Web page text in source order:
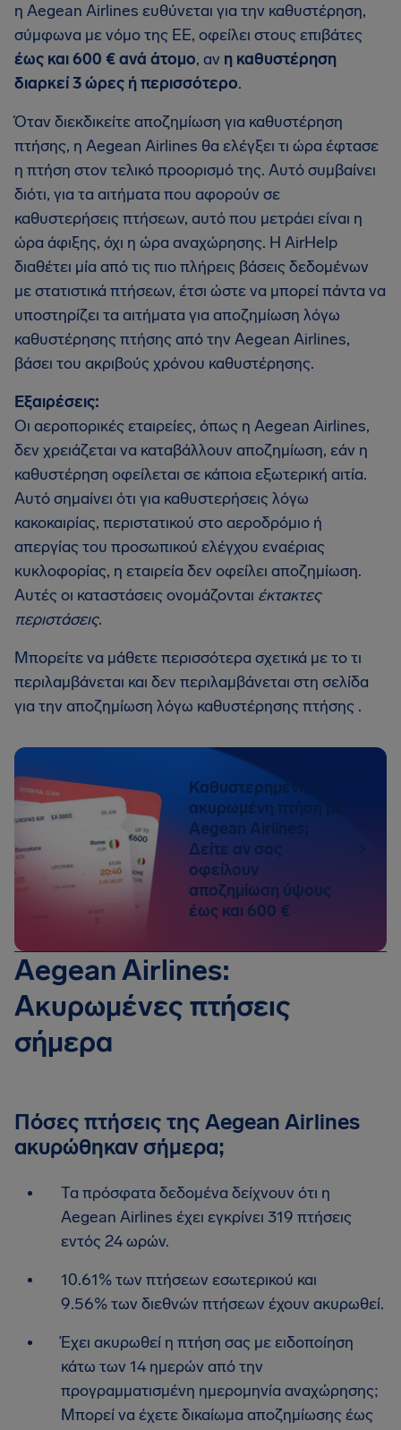
η Aegean Airlines ευθύνεται για την καθυστέρηση,
σύμφωνα με νόμο της ΕΕ, οφείλει στους επιβάτες
έως και 600 € ανά άτομο, αν η καθυστέρηση
διαρκεί 3 ώρες ή περισσότερο.
Όταν διεκδικείτε αποζημίωση για καθυστέρηση
πτήσης, η Aegean Airlines θα ελέγξει τι ώρα έφτασε
η πτήση στον τελικό προορισμό της. Αυτό συμβαίνει
διότι, για τα αιτήματα που αφορούν σε
καθυστερήσεις πτήσεων, αυτό που μετράει είναι η
ώρα άφιξης, όχι η ώρα αναχώρησης. Η AirHelp
διαθέτει μία από τις πιο πλήρεις βάσεις δεδομένων
με στατιστικά πτήσεων, έτσι ώστε να μπορεί πάντα να
υποστηρίζει τα αιτήματα για αποζημίωση λόγω
καθυστέρησης πτήσης από την Aegean Airlines,
βάσει του ακριβούς χρόνου καθυστέρησης.
Εξαιρέσεις:
Οι αεροπορικές εταιρείες, όπως η Aegean Airlines,
δεν χρειάζεται να καταβάλλουν αποζημίωση, εάν η
καθυστέρηση οφείλεται σε κάποια εξωτερική αιτία.
Αυτό σημαίνει ότι για καθυστερήσεις λόγω
κακοκαιρίας, περιστατικού στο αεροδρόμιο ή
απεργίας του προσωπικού ελέγχου εναέριας
κυκλοφορίας, η εταιρεία δεν οφείλει αποζημίωση.
Αυτές οι καταστάσεις ονομάζονται έκτακτες
περιστάσεις.
Μπορείτε να μάθετε περισσότερα σχετικά με το τι
περιλαμβάνεται και δεν περιλαμβάνεται στη σελίδα
για την αποζημίωση λόγω καθυστέρησης πτήσης .
Καθυστερημένη ή
ακυρωμένη πτήση με
Aegean Airlines;
Δείτε αν σας
οφείλουν
αποζημίωση ύψους
έως και 600 €
Aegean Airlines:
Ακυρωμένες πτήσεις
σήμερα
Πόσες πτήσεις της Aegean Airlines
ακυρώθηκαν σήμερα;
Τα πρόσφατα δεδομένα δείχνουν ότι η
Aegean Airlines έχει εγκρίνει 319 πτήσεις
εντός 24 ωρών.
10.61% των πτήσεων εσωτερικού και
9.56% των διεθνών πτήσεων έχουν ακυρωθεί.
Έχει ακυρωθεί η πτήση σας με ειδοποίηση
κάτω των 14 ημερών από την
προγραμματισμένη ημερομηνία αναχώρησης;
Μπορεί να έχετε δικαίωμα αποζημίωσης έως